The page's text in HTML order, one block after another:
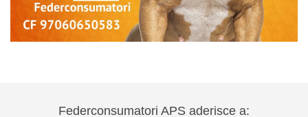
Federconsumatori APS aderisce a: